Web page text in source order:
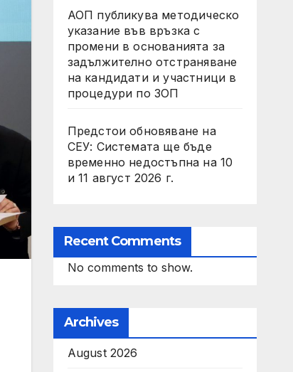
АОП публикува методическо
указание във връзка с
промени в основанията за
задължително отстраняване
на кандидати и участници в
процедури по ЗОП
Предстои обновяване на
СЕУ: Системата ще бъде
временно недостъпна на 10
и 11 август 2026 г.
Recent Comments
No comments to show.
Archives
August 2026